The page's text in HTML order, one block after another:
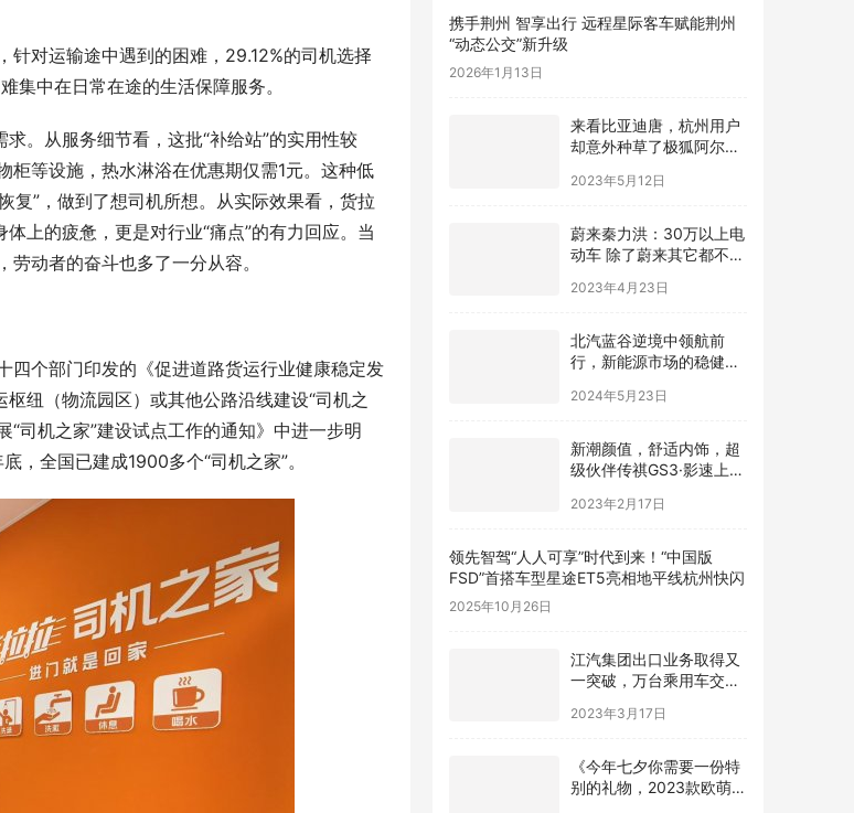
对运输途中遇到的困难，29.12%的司机选择
集中在日常在途的生活保障服务。
。从服务细节看，这批“补给站”的实用性较
等设施，热水淋浴在优惠期仅需1元。这种低
复”，做到了想司机所想。从实际效果看，货拉
上的疲惫，更是对行业“痛点”的有力回应。当
动者的奋斗也多了一分从容。
四个部门印发的《促进道路货运行业健康稳定发
纽（物流园区）或其他公路沿线建设“司机之
司机之家”建设试点工作的通知》中进一步明
全国已建成1900多个“司机之家”。
携手荆州 智享出行 远程星际客车赋能荆州
“动态公交”新升级
2026年1月13日
来看比亚迪唐，杭州用户
却意外种草了极狐阿尔法
2023年5月12日
蔚来秦力洪：30万以上电
动车 除了蔚来其它都不符
2023年4月23日
北汽蓝谷逆境中领航前
行，新能源市场的稳健舵
2024年5月23日
新潮颜值，舒适内饰，超
级伙伴传祺GS3·影速上线
2023年2月17日
领先智驾“人人可享”时代到来！“中国版
FSD”首搭车型星途ET5亮相地平线杭州快闪
2025年10月26日
江汽集团出口业务取得又
一突破，万台乘用车交付
2023年3月17日
《今年七夕你需要一份特
别的礼物，2023款欧萌达